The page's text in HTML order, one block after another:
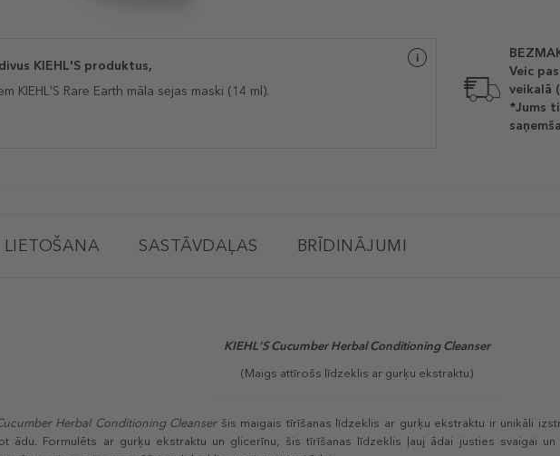
Veic
veikalā
*Jums
KIEHL'S produktus,
KIEHL'S Rare Earth māla sejas maski (14 ml).
LIETOŠANA SASTĀVDAĻAS BRĪDINĀJUMI
KIEHL'S Cucumber Herbal Conditioning Cleanser
(Maigs attīrošs līdzeklis ar gurķu ekstraktu)
Herbal Conditioning Cleanser šis maigais tīrīšanas līdzeklis ar gurķu ekstraktu ir unikāli
ādu. Formulēts ar gurķu ekstraktu un glicerīnu, šis tīrīšanas līdzeklis ļauj ādai justies svaigai